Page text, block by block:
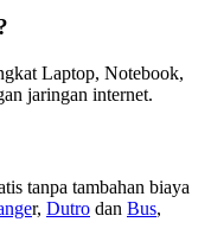
Laptop, Notebook,
jaringan internet.
tanpa tambahan biaya
r, Dutro dan Bus,